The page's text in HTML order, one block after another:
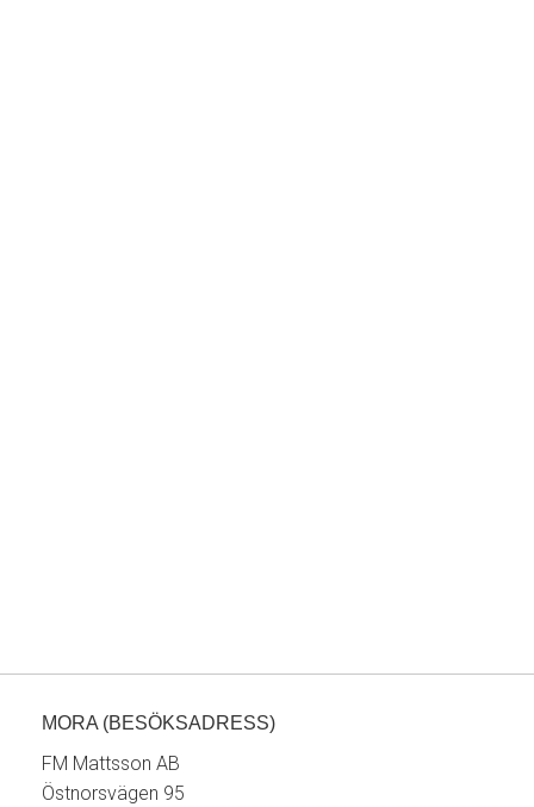
MORA (BESÖKSADRESS)
FM Mattsson AB
Östnorsvägen 95